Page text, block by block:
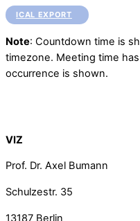
ICAL EXPORT
Note: Countdown time is
timezone. Meeting time
occurrence is shown.
VIZ
Prof. Dr. Axel Bumann
Schulzestr. 35
13187 Berlin